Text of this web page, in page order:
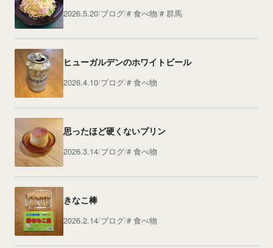
2026.5.20 ブログ 食べ物 群馬
ヒューガルデンのホワイトビール
2026.4.10 ブログ 食べ物
思ったほど硬くないプリン
2026.3.14 ブログ 食べ物
きなこ棒
2026.2.14 ブログ 食べ物